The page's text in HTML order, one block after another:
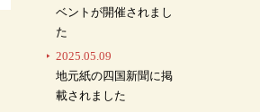
ベントが開催されまし
た
2025.05.09
地元紙の四国新聞に掲
載されました